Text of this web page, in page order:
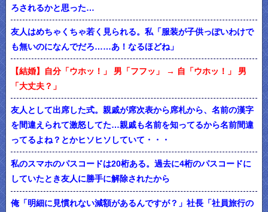
ろされるかと思った…
友人はめちゃくちゃ若く見られる。私「服装が子供っぽいわけで
も無いのになんでだろ……あ！なるほどね」
【結婚】自分「ウホッ！」 男「フフッ」 → 自「ウホッ！」 男
「大丈夫？」
友人として出席した式。親戚が席次表から席札から、名前の漢字
を間違えられて激怒してた…親戚も名前を知ってるから名前間違
ってるよね？とかヒソヒソしていて・・・
私のスマホのパスコードは20桁ある。過去に4桁のパスコードに
していたとき友人に勝手に解除されたから
俺「明細に見慣れない減額があるんですが？」社長「社員旅行の